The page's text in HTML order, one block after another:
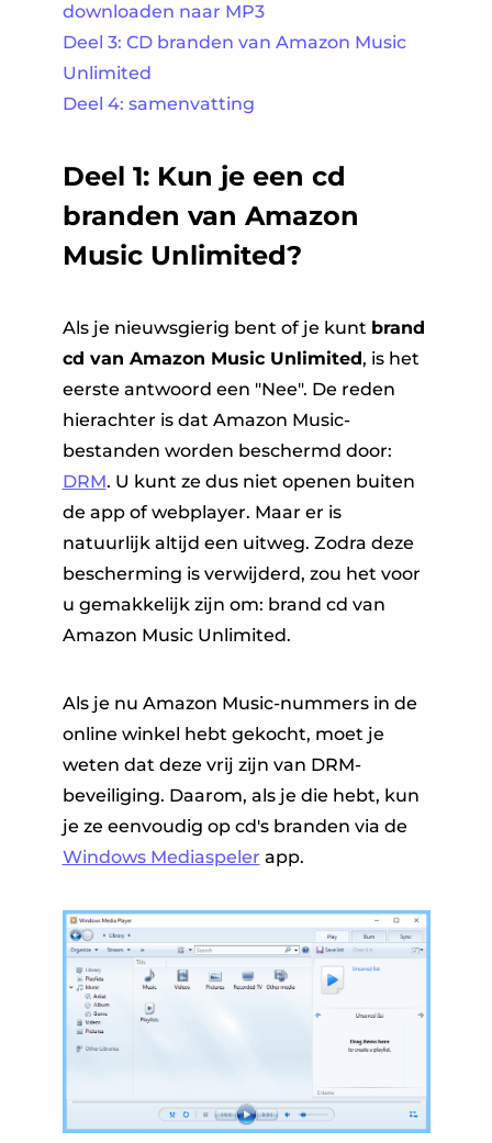
downloaden naar MP3
Deel 3: CD branden van Amazon Music
Unlimited
Deel 4: samenvatting
Deel 1: Kun je een cd
branden van Amazon
Music Unlimited?
Als je nieuwsgierig bent of je kunt brand
cd van Amazon Music Unlimited, is het
eerste antwoord een "Nee". De reden
hierachter is dat Amazon Music-
bestanden worden beschermd door:
DRM. U kunt ze dus niet openen buiten
de app of webplayer. Maar er is
natuurlijk altijd een uitweg. Zodra deze
bescherming is verwijderd, zou het voor
u gemakkelijk zijn om: brand cd van
Amazon Music Unlimited.
Als je nu Amazon Music-nummers in de
online winkel hebt gekocht, moet je
weten dat deze vrij zijn van DRM-
beveiliging. Daarom, als je die hebt, kun
je ze eenvoudig op cd's branden via de
Windows Mediaspeler app.